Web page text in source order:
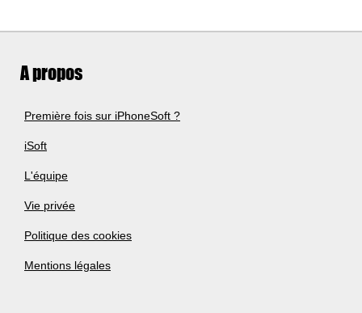
A propos
Première fois sur iPhoneSoft ?
iSoft
L'équipe
Vie privée
Politique des cookies
Mentions légales